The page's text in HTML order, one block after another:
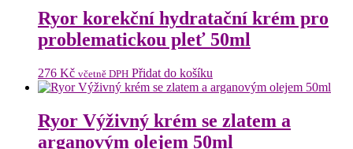
Ryor korekční hydratační krém pro
problematickou pleť 50ml
276 Kč včetně DPH Přidat do košíku
Ryor Výživný krém se zlatem a
arganovým olejem 50ml